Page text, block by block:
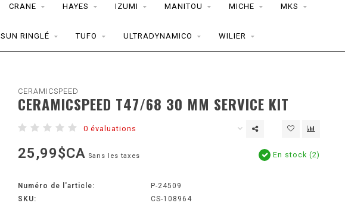
CRANE HAYES IZUMI MANITOU MICHE MKS
SUN RINGLÉ TUFO ULTRADYNAMICO WILIER
CERAMICSPEED
CERAMICSPEED T47/68 30 MM SERVICE KIT
0 évaluations
25,99$CA Sans les taxes En stock (2)
Numéro de l'article:
P-24509
SKU:
CS-108964